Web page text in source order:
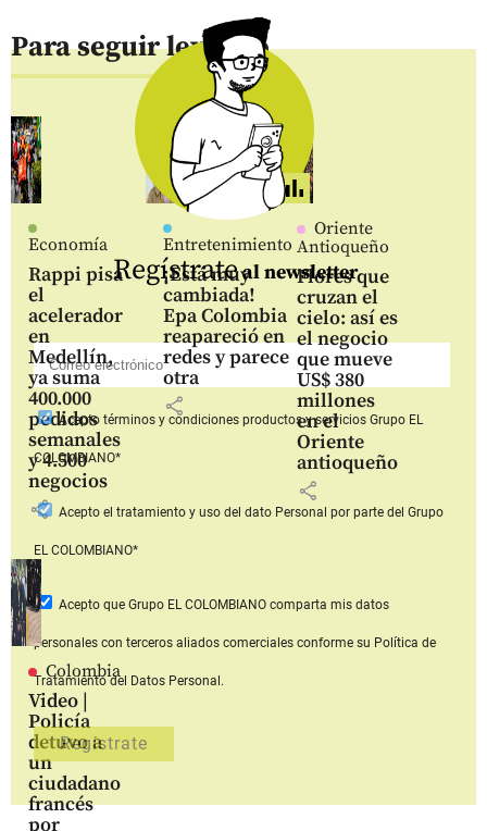
Para seguir leyendo
Economía
Rappi pisa
el
acelerador
en
Medellín,
ya suma
400.000
pedidos
semanales
y 4.500
negocios
share
Entretenimiento
¡Está muy
cambiada!
Epa Colombia
reapareció en
redes y parece
otra
share
Oriente
Antioqueño
Flores que
cruzan el
cielo: así es
el negocio
que mueve
US$ 380
millones
en el
Oriente
antioqueño
share
Colombia
Video |
Policía
detuvo a
un
ciudadano
francés
por
Regístrateal newsletter
Aceptotérminos y condiciones productos y serviciosGrupo EL
COLOMBIANO*
Acepto el tratamiento y uso del dato Personal por parte del Grupo
EL COLOMBIANO*
Acepto que Grupo EL COLOMBIANOcomparta mis datos
personales con terceros aliados comerciales conforme su Política de
Tratamiento del Datos Personal.